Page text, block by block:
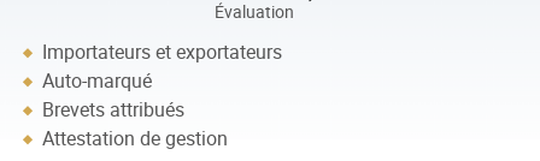
Évaluation
Importateurs et exportateurs
Auto-marqué
Brevets attribués
Attestation de gestion